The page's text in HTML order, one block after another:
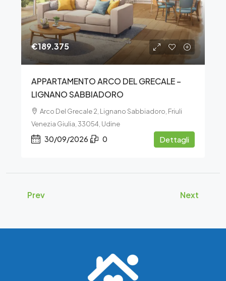
€189.375
APPARTAMENTO ARCO DEL GRECALE –
LIGNANO SABBIADORO
Arco Del Grecale 2, Lignano Sabbiadoro, Friuli
Venezia Giulia, 33054, Udine
30/09/2026 0 Dettagli
Prev Next